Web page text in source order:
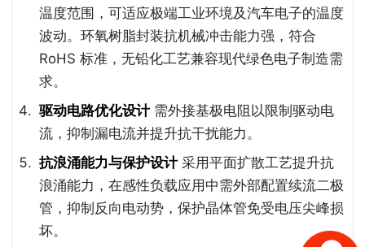
温度范围，可适应极端工业环境及汽车电子的温度
波动。环氧树脂封装抗机械冲击能力强，符合
RoHS 标准，无铅化工艺兼容现代绿色电子制造需
求。
驱动电路优化设计需外接基极电阻以限制驱动电
流，抑制漏电流并提升抗干扰能力。
抗浪涌能力与保护设计采用平面扩散工艺提升抗
浪涌能力，在感性负载应用中需外部配置续流二极
管，抑制反向电动势，保护晶体管免受电压尖峰损
坏。